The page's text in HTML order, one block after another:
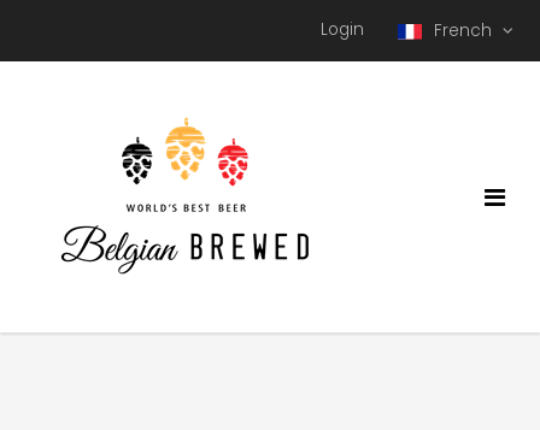
Login French